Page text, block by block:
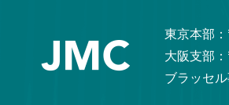
東京本部
大阪支部
ブラッセ